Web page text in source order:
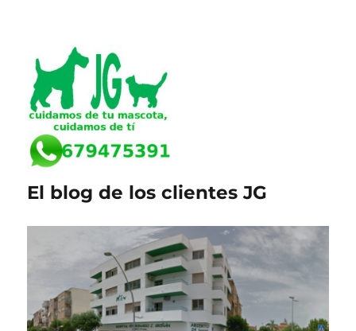
El blog de los clientes JG